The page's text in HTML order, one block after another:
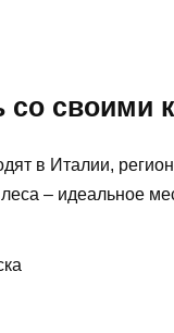
своими
в Италии,
– идеальное